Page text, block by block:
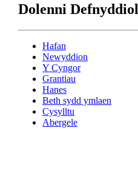
Dolenni Defnyddiol
Hafan
Newyddion
Y Cyngor
Grantiau
Hanes
Beth sydd ymlaen
Cysylltu
Abergele